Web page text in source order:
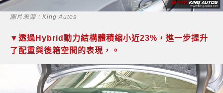
圖片來源：King Autos
▼透過Hybrid動力結構體積縮小近23%，進一步提升
了配重與後箱空間的表現，。